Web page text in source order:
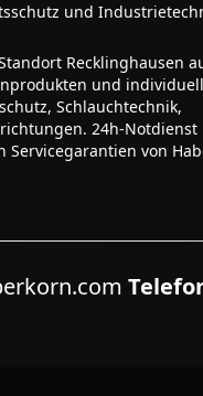
und
Recklinghausen
und
Schlauchtechnik,
24h-Notdienst
Servicegarantien von